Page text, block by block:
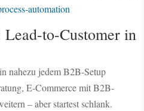
automation
to-Customer in
nahezu jedem B2B-Setup
E-Commerce mit B2B-
– aber startest schlank.